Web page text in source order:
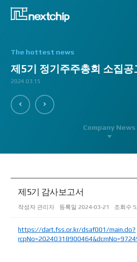
The hottest news
제5기 정기주주총회 소집공
2024.03.15
2023.06.13
Company News
제5기 감사보고서
작성자 관리자 등록일 2024-03-21 조회수
https://dart.fss.or.kr/dsaf001/main.do?